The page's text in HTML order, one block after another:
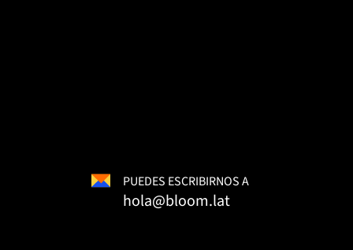
PUEDES ESCRIBIRNOS A
hola@bloom.lat